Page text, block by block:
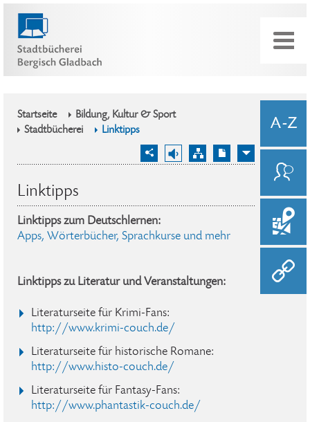
Startseite
Bildung, Kultur & Sport
Stadtbücherei
Linktipps
Linktipps
Linktipps zum Deutschlernen:
Apps, Wörterbücher, Sprachkurse und mehr
Linktipps zu Literatur und Veranstaltungen:
Literaturseite für Krimi-Fans:
http://www.krimi-couch.de/
Literaturseite für historische Romane:
http://www.histo-couch.de/
Literaturseite für Fantasy-Fans:
http://www.phantastik-couch.de/